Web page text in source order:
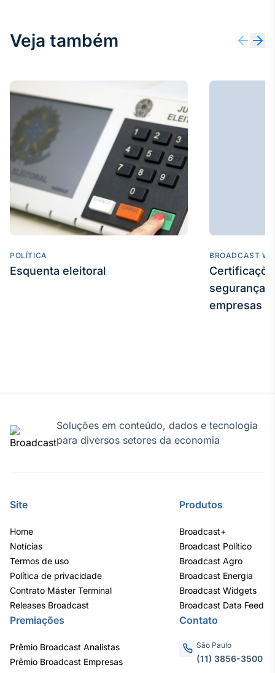
Veja também
POLÍTICA
Esquenta eleitoral
BROADCAST
segurança
empresas
Soluções em conteúdo, dados e tecnologia
para diversos setores da economia
Site
Home
Notícias
Termos de uso
Política de privacidade
Contrato Máster Terminal
Releases Broadcast
Produtos
Broadcast+
Broadcast Político
Broadcast Agro
Broadcast Energia
Broadcast Widgets
Broadcast Data Feed
Premiações
Prêmio Broadcast Analistas
Prêmio Broadcast Empresas
Contato
São Paulo
(11) 3856-3500